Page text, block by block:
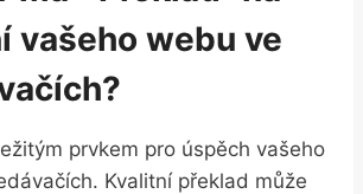
vašeho ​webu ve‍
prvkem pro úspěch vašeho‍
Kvalitní překlad může